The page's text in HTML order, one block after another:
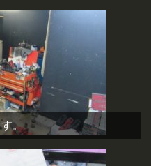
。